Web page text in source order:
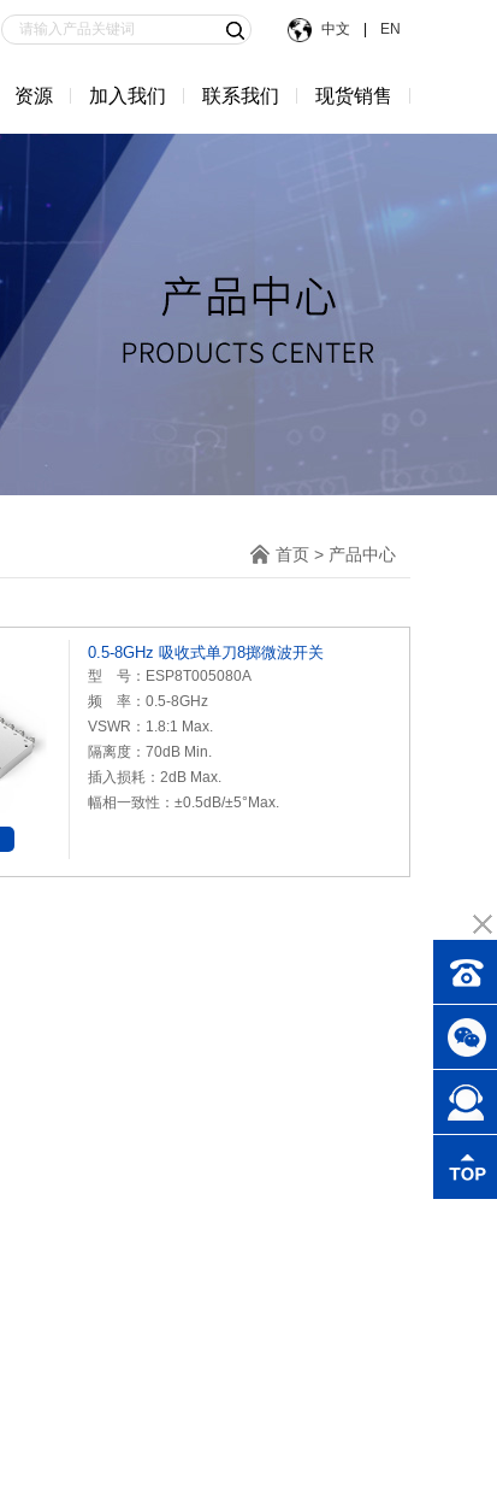
中文 EN
资源 加入我们 联系我们 现货销售
首页 > 产品中心
0.5-8GHz 吸收式单刀8掷微波开关
型 号：ESP8T005080A
频 率：0.5-8GHz
VSWR：1.8:1 Max.
隔离度：70dB Min.
插入损耗：2dB Max.
幅相一致性：±0.5dB/±5°Max.